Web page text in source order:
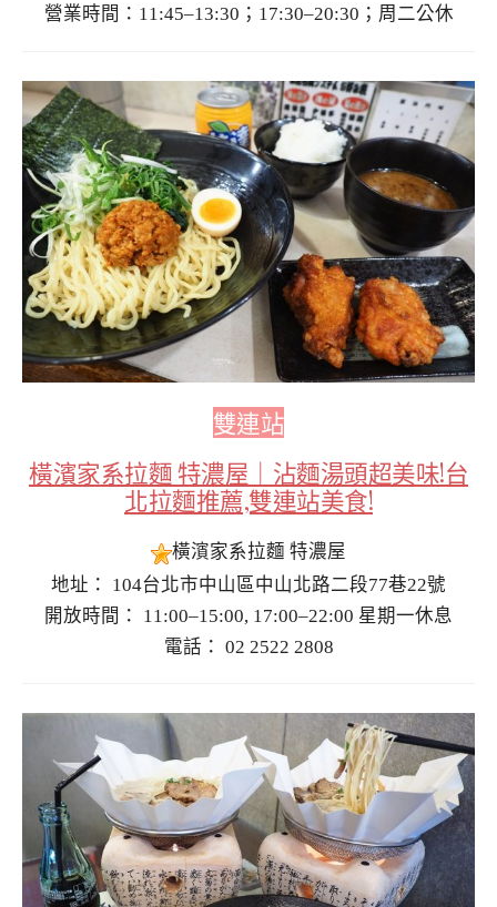
營業時間：11:45–13:30；17:30–20:30；周二公休
雙連站
橫濱家系拉麵 特濃屋｜沾麵湯頭超美味!台
北拉麵推薦,雙連站美食!
橫濱家系拉麵 特濃屋
地址： 104台北市中山區中山北路二段77巷22號
開放時間： 11:00–15:00, 17:00–22:00 星期一休息
電話： 02 2522 2808